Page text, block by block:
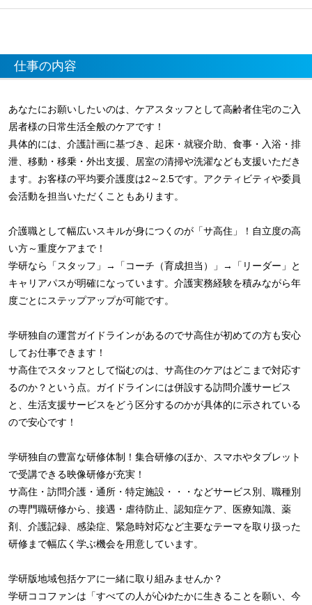
仕事の内容
あなたにお願いしたいのは、ケアスタッフとして高齢者住宅のご入
居者様の日常生活全般のケアです！
具体的には、介護計画に基づき、起床・就寝介助、食事・入浴・排
泄、移動・移乗・外出支援、居室の清掃や洗濯なども支援いただき
ます。お客様の平均要介護度は2～2.5です。アクティビティや委員
会活動を担当いただくこともあります。
介護職として幅広いスキルが身につくのが「サ高住」！自立度の高
い方～重度ケアまで！
学研なら「スタッフ」→「コーチ（育成担当）」→「リーダー」と
キャリアパスが明確になっています。介護実務経験を積みながら年
度ごとにステップアップが可能です。
学研独自の運営ガイドラインがあるのでサ高住が初めての方も安心
してお仕事できます！
サ高住でスタッフとして悩むのは、サ高住のケアはどこまで対応す
るのか？という点。ガイドラインには併設する訪問介護サービス
と、生活支援サービスをどう区分するのかが具体的に示されている
ので安心です！
学研独自の豊富な研修体制！集合研修のほか、スマホやタブレット
で受講できる映像研修が充実！
サ高住・訪問介護・通所・特定施設・・・などサービス別、職種別
の専門職研修から、接遇・虐待防止、認知症ケア、医療知識、薬
剤、介護記録、感染症、緊急時対応など主要なテーマを取り扱った
研修まで幅広く学ぶ機会を用意しています。
学研版地域包括ケアに一緒に取り組みませんか？
学研ココファンは「すべての人が心ゆたかに生きることを願い、今